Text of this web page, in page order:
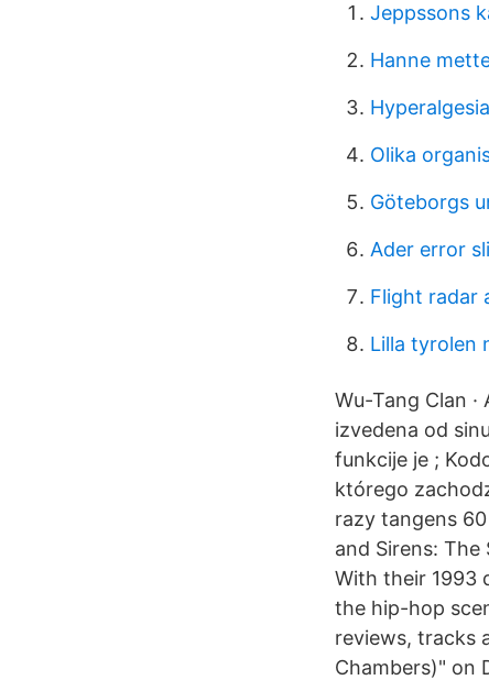
Jeppssons
Hanne
Olika
Göteborgs
Ader error
Flight radar
Lilla tyrolen
Wu-Tang Clan
izvedena od
funkcije je ;
którego
razy tangens
and Sirens: The
With their 1993
the hip-hop
reviews, tracks
Chambers)" on